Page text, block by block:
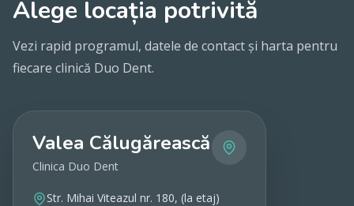
Alege locația potrivită
Vezi rapid programul, datele de contact și harta pentru
fiecare clinică Duo Dent.
Valea Călugărească
Clinica Duo Dent
Str. Mihai Viteazul nr. 180, (la etaj)